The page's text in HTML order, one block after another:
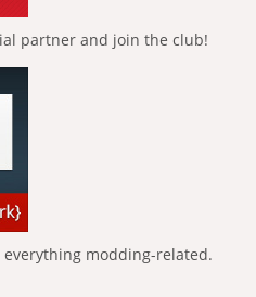
partner and join the club!
modding-related.